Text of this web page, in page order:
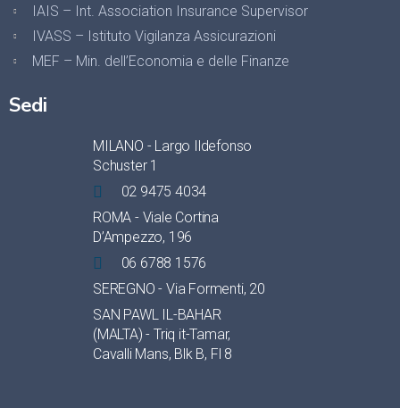
IAIS – Int. Association Insurance Supervisor
IVASS – Istituto Vigilanza Assicurazioni
MEF – Min. dell’Economia e delle Finanze
Sedi
MILANO - Largo Ildefonso
Schuster 1
02 9475 4034
ROMA - Viale Cortina
D’Ampezzo, 196
06 6788 1576
SEREGNO - Via Formenti, 20
SAN PAWL IL-BAHAR
(MALTA) - Triq it-Tamar,
Cavalli Mans, Blk B, Fl 8